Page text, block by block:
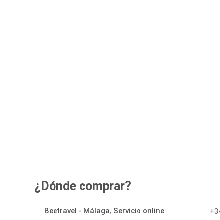
¿Dónde comprar?
Beetravel - Málaga, Servicio online